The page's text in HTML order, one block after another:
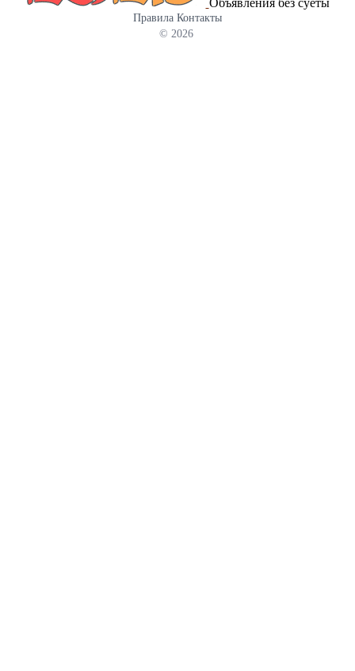
Правила Контакты
© 2026